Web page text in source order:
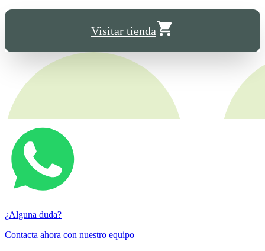
Visitar tienda
¿Alguna duda?
Contacta ahora con nuestro equipo